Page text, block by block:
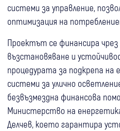
системи за управление,
оптимизация на
Проектът се финансира чрез
възстановяване и
процедурата за подкрепа на
системи за улично
безвъзмездна финансова
Министерство на
Делчев, което гарантира